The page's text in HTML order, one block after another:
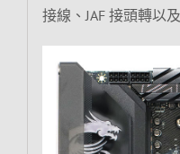
接線、JAF 接頭轉以